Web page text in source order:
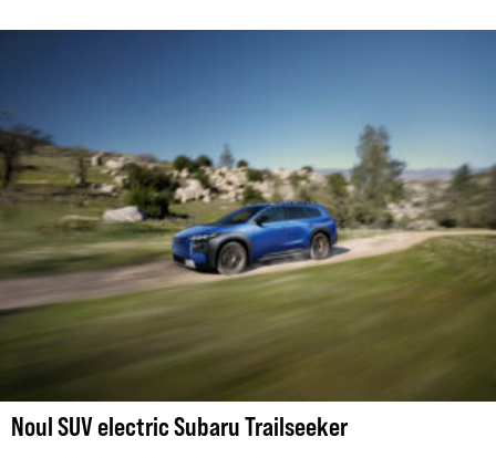
Noul SUV electric Subaru Trailseeker